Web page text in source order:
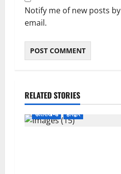
Notify me of new posts by
email.
RELATED STORIES
उत्‍तराखण्‍ड हरिद्वार